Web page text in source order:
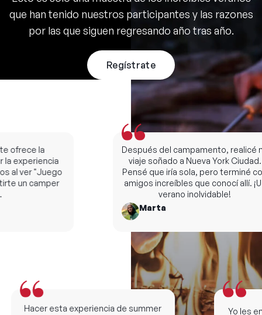
que han tenido nuestros participantes y las razones
por las que siguen regresando año tras año.
Regístrate
Yo les
la
experiencia
ver "Juego
un camper
Hacer esta experiencia de summer
Después del campamento, realicé mi
viaje soñado a Nueva York Ciudad.
Pensé que iría sola, pero terminé con
amigos increíbles que conocí allí. ¡Un
verano inolvidable!
Marta